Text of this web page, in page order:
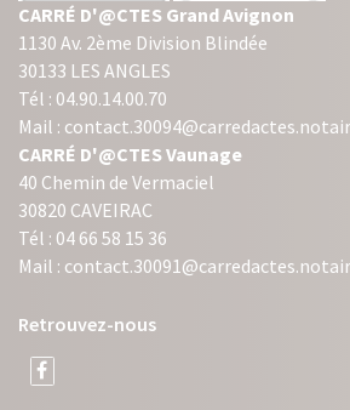
CARRÉ D'@CTES Grand Avignon
1130 Av. 2ème Division Blindée
30133 LES ANGLES
Tél : 04.90.14.00.70
Mail :
CARRÉ D'@CTES Vaunage
40 Chemin de Vermaciel
30820 CAVEIRAC
Tél : 04 66 58 15 36
Mail :
Retrouvez-nous